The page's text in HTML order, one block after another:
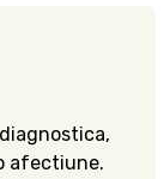
afectiune.